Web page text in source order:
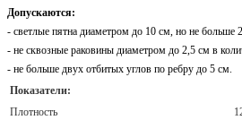
Допускаются:
- светлые пятна диаметром до 10 см, но не больше
- не сквозные раковины диаметром до 2,5 см в
- не больше двух отбитых углов по ребру до 5 см.
Показатели:
Плотность